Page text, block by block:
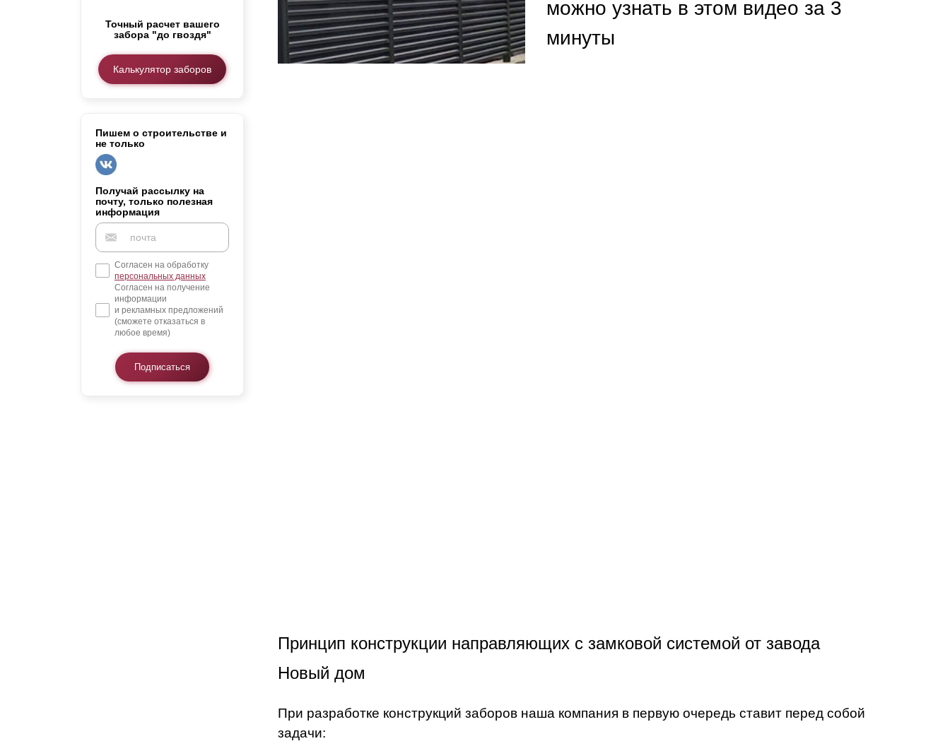
Элитные заборы для коттеджей
Забор на участок 10 соток
Заборы и ограждения для дома
Горизонтальные заборы
Высокие заборы
Красивые, дизайнерские заборы
Каркасы ворот
Точный расчет вашего
забора "до гвоздя"
Калькулятор заборов
Пишем о строительстве и
не только
Получай рассылку на
почту, только полезная
информация
Согласен на обработку
персональных данных
Согласен на получение
информации
и рекламных предложений
(сможете отказаться в
любое время)
Подписаться
можно узнать в этом видео за 3
минуты
Принцип конструкции направляющих с замковой системой от завода
Новый дом
При разработке конструкций заборов наша компания в первую очередь ставит перед собой
задачи: